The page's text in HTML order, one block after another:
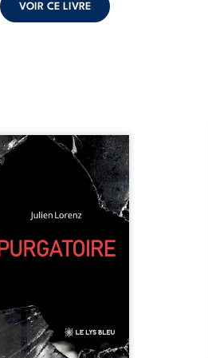
VOIR CE LIVRE
années d’écriture, de
d’émotions et de
se rencontrent dans
profondément
Entre nouvelles
poèmes
chaque texte
une porte sur
au hasard, comme
inattendue sur
le chemin de la vie. ...